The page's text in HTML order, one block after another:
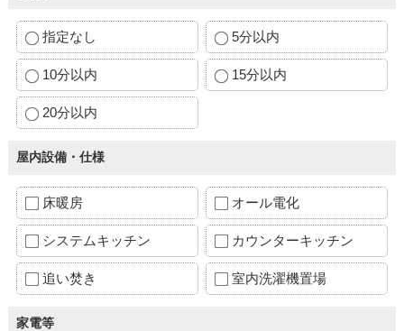
指定なし 5分以内
10分以内 15分以内
20分以内
屋内設備・仕様
床暖房 オール電化
システムキッチン カウンターキッチン
追い焚き 室内洗濯機置場
家電等